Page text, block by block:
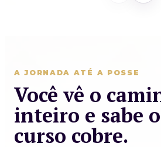
A JORNADA ATÉ A POSSE
Você vê o
inteiro e sabe
curso cobre.